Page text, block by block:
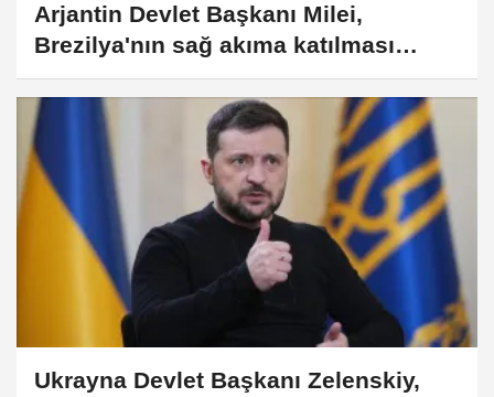
Arjantin Devlet Başkanı Milei,
Brezilya'nın sağ akıma katılması
gerektiğini belirtti
Ukrayna Devlet Başkanı Zelenskiy,